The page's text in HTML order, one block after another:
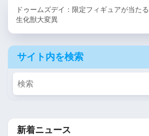
ドゥームズデイ：限定フィギュアが当たる
生化獣大変異
サイト内を検索
新着ニュース